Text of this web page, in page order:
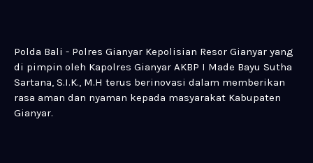
Polda Bali - Polres Gianyar Kepolisian Resor Gianyar yang
di pimpin oleh Kapolres Gianyar AKBP I Made Bayu Sutha
Sartana, S.I.K., M.H terus berinovasi dalam memberikan
rasa aman dan nyaman kepada masyarakat Kabupaten
Gianyar.